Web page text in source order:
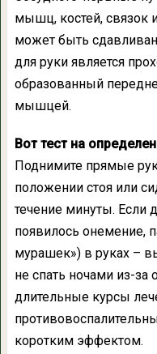
мышц, костей, связок
может быть
для руки является
образованный
мышцей.
Вот тест на
Поднимите прямые
положении стоя или
течение минуты. Если
появилось онемение,
мурашек») в руках –
не спать ночами из-за
длительные курсы
коротким эффектом.